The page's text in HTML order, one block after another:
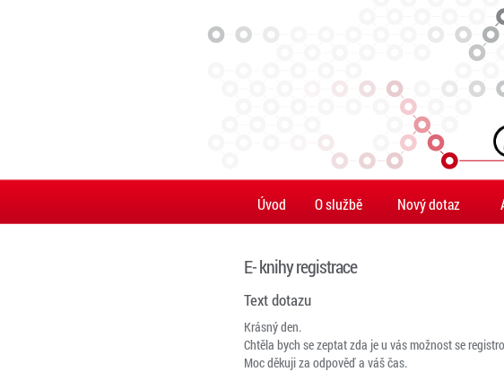
Úvod O službě Nový dotaz
E- knihy registrace
Text dotazu
Krásný den.
Chtěla bych se zeptat zda je u vás možnost se
Moc děkuji za odpověď a váš čas.